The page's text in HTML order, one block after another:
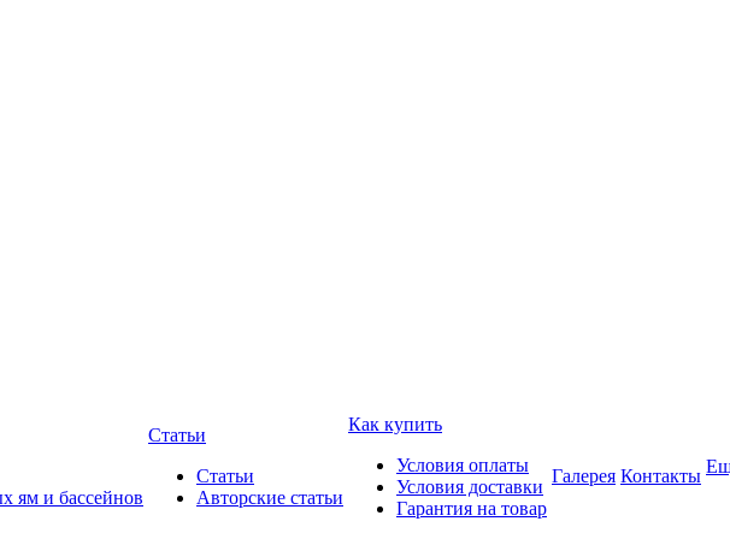
ям и бассейнов
Статьи
Статьи
Авторские статьи
Как купить
Условия оплаты
Условия доставки
Гарантия на товар
Галерея Контакты